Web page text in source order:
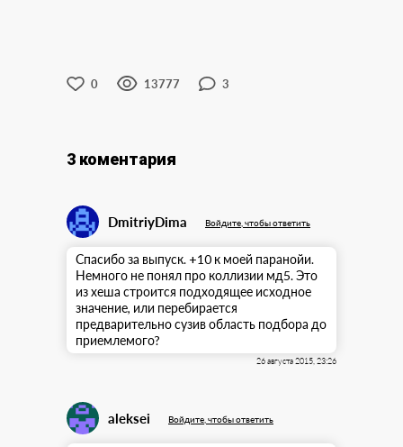
0 13777 3
3 коментария
DmitriyDima Войдите, чтобы ответить
Спасибо за выпуск. +10 к моей паранойи.
Немного не понял про коллизии мд5. Это
из хеша строится подходящее исходное
значение, или перебирается
предварительно сузив область подбора до
приемлемого?
26 августа 2015, 23:26
aleksei Войдите, чтобы ответить